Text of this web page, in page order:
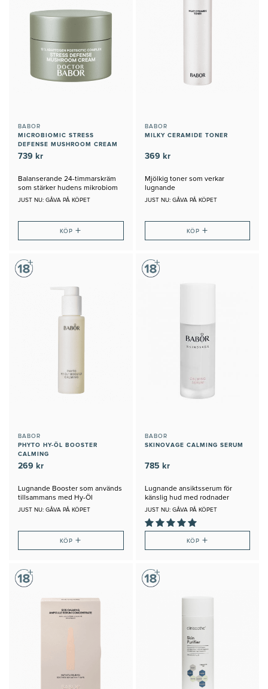
BABOR
MICROBIOMIC STRESS
DEFENSE MUSHROOM CREAM
739 kr
Balanserande 24-timmarskräm
som stärker hudens mikrobiom
JUST NU: GÅVA PÅ KÖPET
KÖP+
BABOR
MILKY CERAMIDE TONER
369 kr
Mjölkig toner som verkar
lugnande
JUST NU: GÅVA PÅ KÖPET
KÖP +
BABOR
PHYTO HY-ÖL BOOSTER
CALMING
269 kr
Lugnande Booster som används
tillsammans med Hy-Öl
JUST NU: GÅVA PÅ KÖPET
KÖP+
BABOR
SKINOVAGE CALMING SERUM
785 kr
Lugnande ansiktsserum för
känslig hud med rodnader
JUST NU: GÅVA PÅ KÖPET
KÖP +